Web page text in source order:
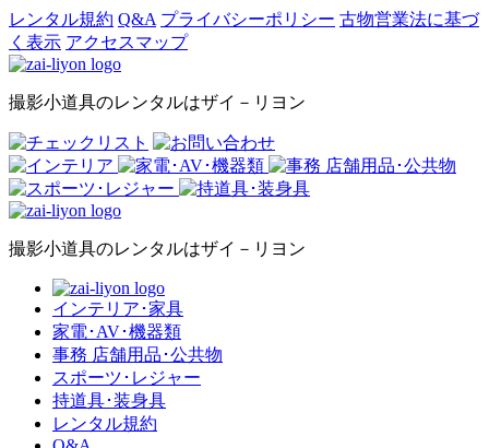
レンタル規約 Q&A プライバシーポリシー 古物営業法に基づ
く表示 アクセスマップ
撮影小道具のレンタルはザイ－リヨン
撮影小道具のレンタルはザイ－リヨン
インテリア･家具
家電･AV･機器類
事務 店舗用品･公共物
スポーツ･レジャー
持道具･装身具
レンタル規約